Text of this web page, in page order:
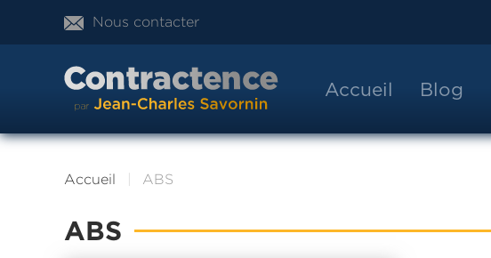
Nous contacter
Accueil Blog
Accueil ABS
ABS